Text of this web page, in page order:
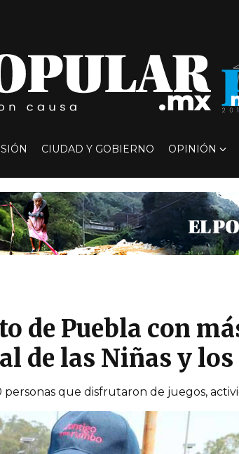
CIUDAD Y GOBIERNO OPINIÓN
de Puebla con
de las Niñas y
que disfrutaron de juegos,